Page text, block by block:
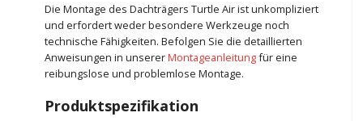
Die Montage des Dachträgers Turtle Air ist unkompliziert
und erfordert weder besondere Werkzeuge noch
technische Fähigkeiten. Befolgen Sie die detaillierten
Anweisungen in unsererMontageanleitungfür eine
reibungslose und problemlose Montage.
Produktspezifikation